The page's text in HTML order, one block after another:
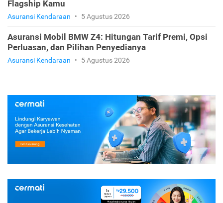
Flagship Kamu
Asuransi Kendaraan • 5 Agustus 2026
Asuransi Mobil BMW Z4: Hitungan Tarif Premi, Opsi
Perluasan, dan Pilihan Penyedianya
Asuransi Kendaraan • 5 Agustus 2026